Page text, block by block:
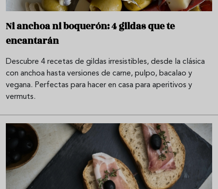
Ni anchoa ni boquerón: 4 gildas que te
encantarán
Descubre 4 recetas de gildas irresistibles, desde la clásica
con anchoa hasta versiones de carne, pulpo, bacalao y
vegana. Perfectas para hacer en casa para aperitivos y
vermuts.